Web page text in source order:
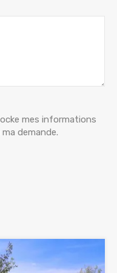
mes informations
demande.